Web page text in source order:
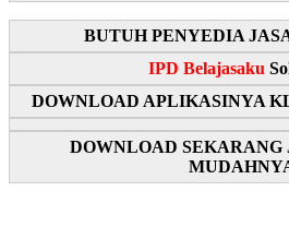
BUTUH PENYEDIA
IPD Belajasaku
DOWNLOAD APLIKASINYA
DOWNLOAD